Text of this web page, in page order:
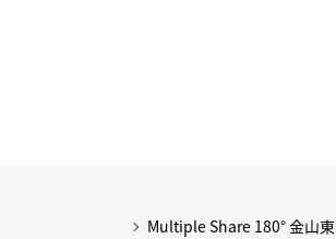
Multiple Share 180° 金山東